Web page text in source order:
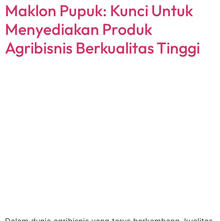
Maklon Pupuk: Kunci Untuk
Menyediakan Produk
Agribisnis Berkualitas Tinggi